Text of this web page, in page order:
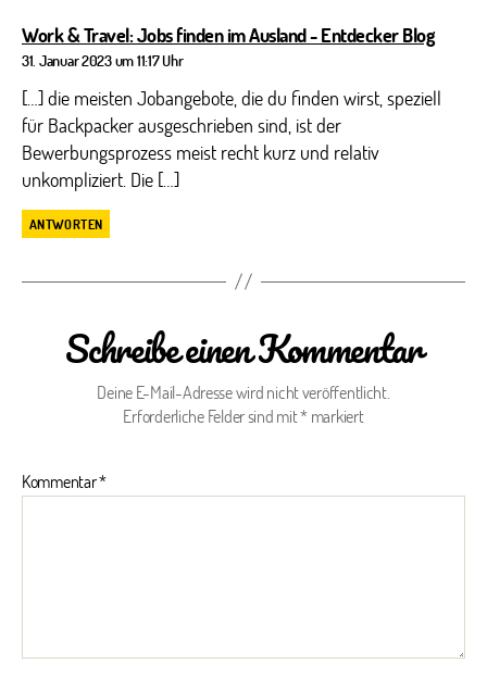
Work & Travel: Jobs finden im Ausland - Entdecker Blogsagt:
31. Januar 2023 um 11:17 Uhr
[…] die meisten Jobangebote, die du finden wirst, speziell
für Backpacker ausgeschrieben sind, ist der
Bewerbungsprozess meist recht kurz und relativ
unkompliziert. Die […]
ANTWORTEN
Schreibe einen Kommentar
Deine E-Mail-Adresse wird nicht veröffentlicht.
Erforderliche Felder sind mit*markiert
Kommentar*